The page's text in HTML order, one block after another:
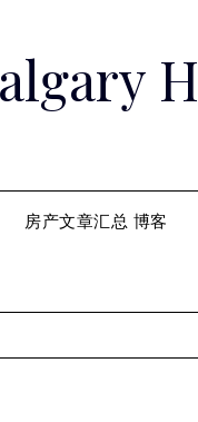
房产文章汇总 博客